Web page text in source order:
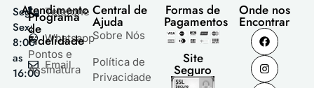
Atendimento
Seg a
Sex;
8:00
as
16:00
Telefone
Whatsapp
Email
Programa
de
Fidelidade
Pontos e
Assinatura
Central de
Ajuda
Sobre Nós
Política de
Privacidade
Formas de
Pagamentos
Site
Seguro
Onde nos
Encontrar